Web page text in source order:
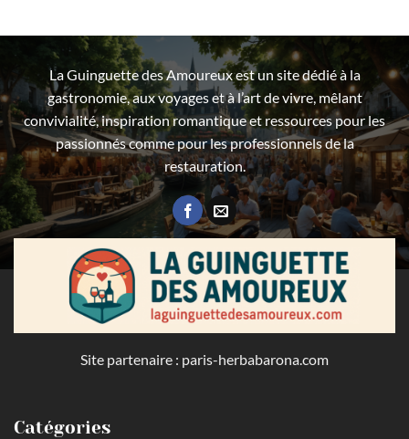
La Guinguette des Amoureux est un site dédié à la
gastronomie, aux voyages et à l’art de vivre, mêlant
convivialité, inspiration romantique et ressources pour les
passionnés comme pour les professionnels de la
restauration.
Site partenaire : paris-herbabarona.com
Catégories